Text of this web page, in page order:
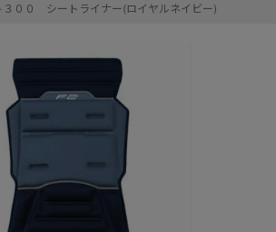
００ シートライナー(ロイヤルネイビー)